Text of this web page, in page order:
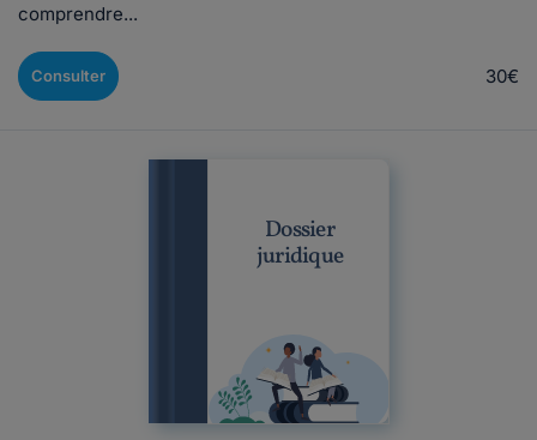
comprendre...
Consulter 30€
Dossier
juridique